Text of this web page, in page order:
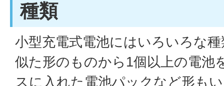
種類
小型充電式電池にはいろいろな
似た形のものから1個以上の電池
スに入れた電池パックなど形も